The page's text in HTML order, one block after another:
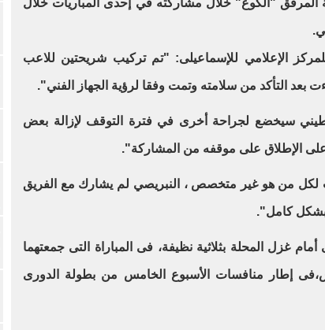
"الكوع" خلال مشاركته في إحدى المباريات خلال
الإعلامي للإسماعيلى: "تم تركيب شريحتين للاعب
بعد التأكد من سلامته وتمت وفقا لرؤية الجهاز الفني".
سيخضع لجراحة أخرى في فترة التوقف لإزالة بعض
الإطلاق على موقفه من المشاركة".
لكل من هو غير متخصص ، النبريصي لم يشارك مع الفريق
بشكل كامل".
غزل المحلة بثلاثية نظيفة، فى المباراة التى جمعتهما
إطار منافسات الأسبوع الخامس من بطولة الدورى